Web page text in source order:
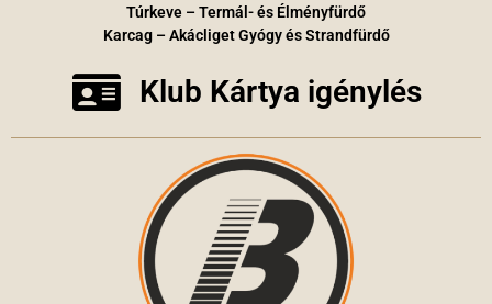
Túrkeve – Termál- és Élményfürdő
Karcag – Akácliget Gyógy és Strandfürdő
Klub Kártya igénylés